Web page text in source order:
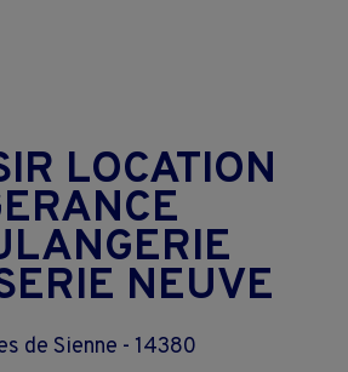
LOCATION
NEUVE
de Sienne - 14380